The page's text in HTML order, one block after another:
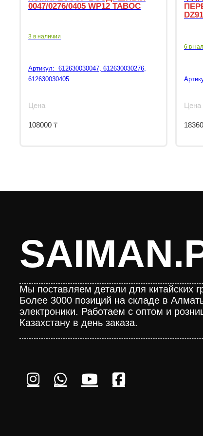
0047/0276/0405 WP12 TABOC
3 в наличии
Артикул: 612630030047, 612630030276,
612630030405
Цена
108000 ₸
6 в
Цена
18360
Мы поставляем детали для китайских
Более 3000 позиций на складе в
электроники. Работаем с оптом и
Казахстану в день заказа.